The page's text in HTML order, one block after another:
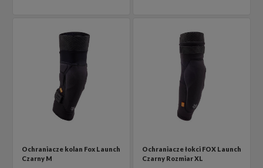
Ochraniacze kolan Fox Launch
Czarny M
Ochraniacze łokci FOX Launch
Czarny Rozmiar XL